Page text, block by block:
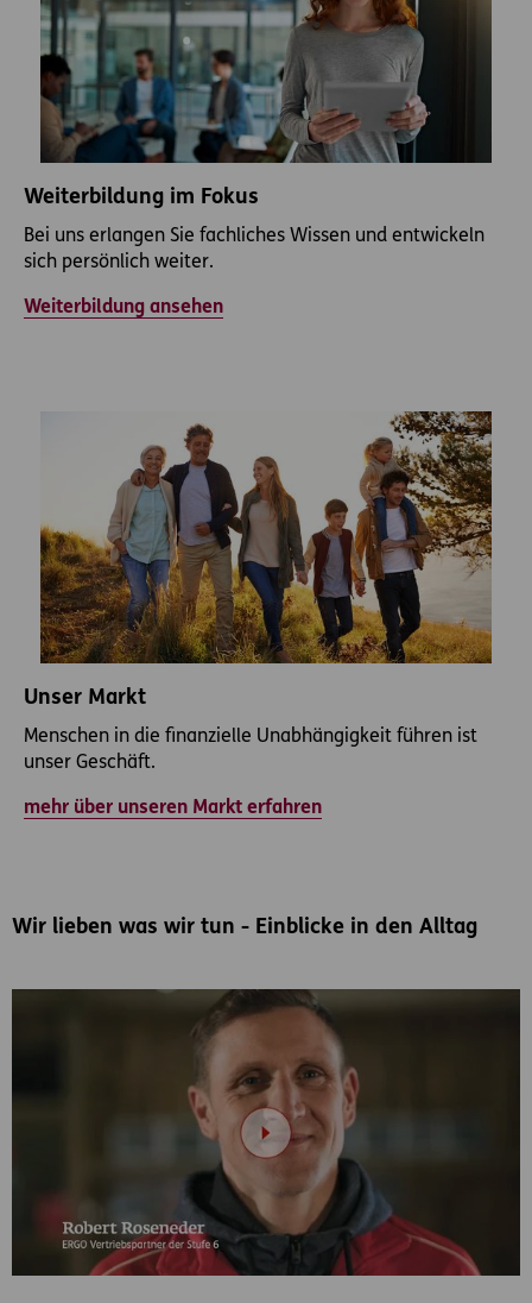
Weiterbildung im Fokus
Bei uns erlangen Sie fachliches Wissen und entwickeln
sich persönlich weiter.
Weiterbildung ansehen
Unser Markt
Menschen in die finanzielle Unabhängigkeit führen ist
unser Geschäft.
mehr über unseren Markt erfahren
Wir lieben was wir tun - Einblicke in den Alltag